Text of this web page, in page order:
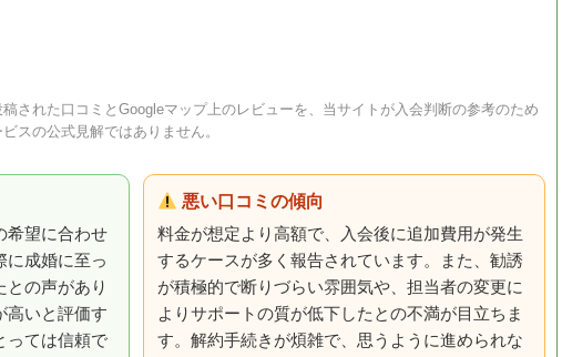
された口コミとGoogleマップ上のレビューを、当サイトが入会判断の参考のため
スの公式見解ではありません。
希望に合わせ
に成婚に至っ
との声があり
高いと評価す
っては信頼で
悪い口コミの傾向
料金が想定より高額で、入会後に追加費用が発生
するケースが多く報告されています。また、勧誘
が積極的で断りづらい雰囲気や、担当者の変更に
よりサポートの質が低下したとの不満が目立ちま
す。解約手続きが煩雑で、思うように進められな